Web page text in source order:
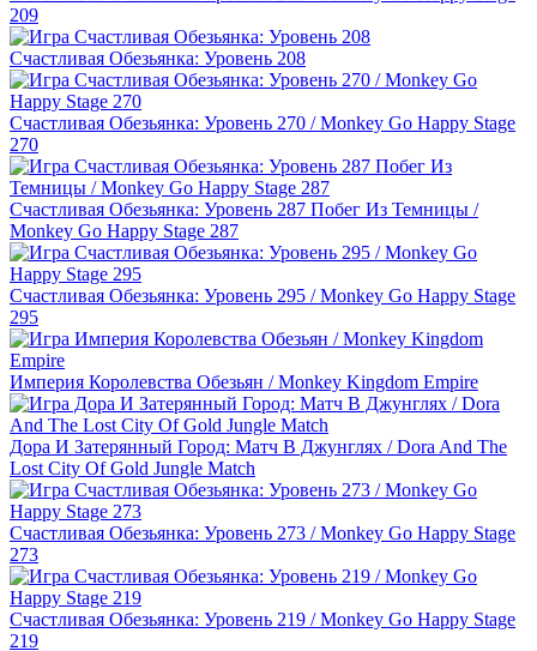
209
Счастливая Обезьянка: Уровень 208
Счастливая Обезьянка: Уровень 270 / Monkey Go Happy Stage
270
Счастливая Обезьянка: Уровень 287 Побег Из Темницы /
Monkey Go Happy Stage 287
Счастливая Обезьянка: Уровень 295 / Monkey Go Happy Stage
295
Империя Королевства Обезьян / Monkey Kingdom Empire
Дора И Затерянный Город: Матч В Джунглях / Dora And The
Lost City Of Gold Jungle Match
Счастливая Обезьянка: Уровень 273 / Monkey Go Happy Stage
273
Счастливая Обезьянка: Уровень 219 / Monkey Go Happy Stage
219